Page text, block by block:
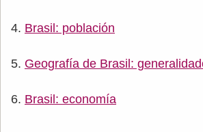
Brasil: población
Geografía de Brasil:
Brasil: economía